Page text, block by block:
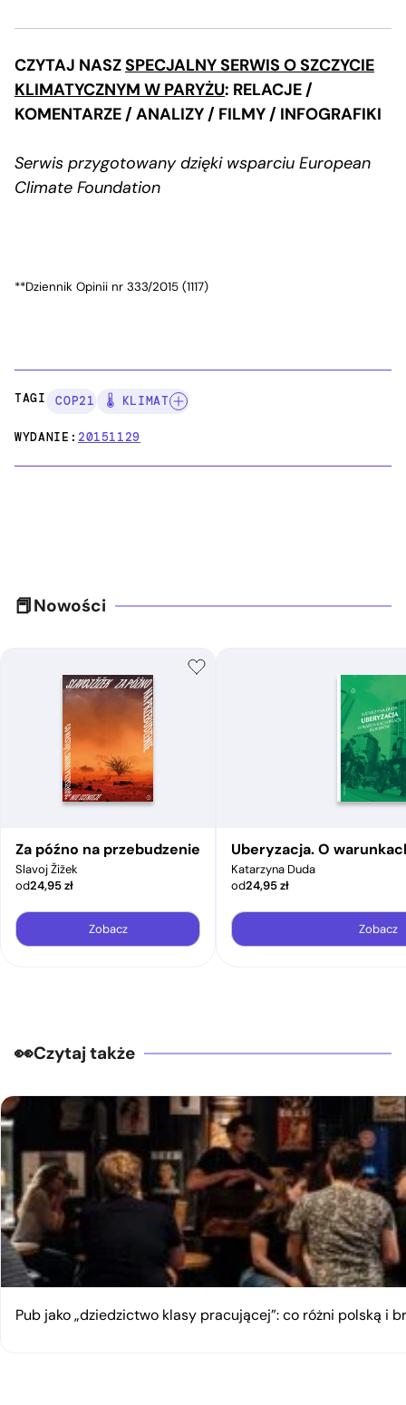
CZYTAJ NASZSPECJALNY SERWIS O SZCZYCIE
KLIMATYCZNYM W PARYŻU: RELACJE /
KOMENTARZE / ANALIZY / FILMY / INFOGRAFIKI
Serwis przygotowany dzięki wsparciu European
Climate Foundation
**Dziennik Opinii nr 333/2015 (1117)
TAGI: COP21 🌡️ KLIMAT
WYDANIE:20151129
Nowości
Za późno na przebudzenie
Slavoj Žižek
od24,95zł
Zobacz
Uberyzacja. O
Katarzyna Duda
od24,95zł
Zobacz
Czytaj także
Pub jako „dziedzictwo klasy pracującej”: co różni polską i